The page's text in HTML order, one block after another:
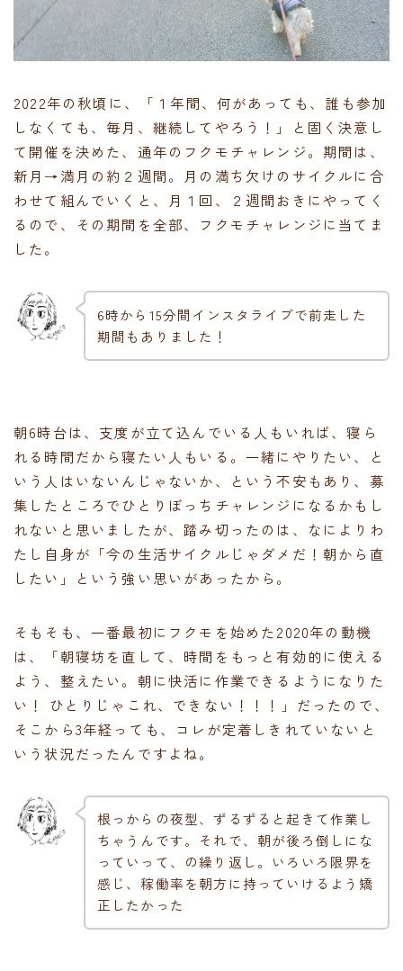
2022年の秋頃に、「１年間、何があっても、誰も参加
しなくても、毎月、継続してやろう！」と固く決意し
て開催を決めた、通年のフクモチャレンジ。期間は、
新月→満月の約２週間。月の満ち欠けのサイクルに合
わせて組んでいくと、月１回、２週間おきにやってく
るので、その期間を全部、フクモチャレンジに当てま
した。
6時から15分間インスタライブで前走した
期間もありました！
朝6時台は、支度が立て込んでいる人もいれば、寝ら
れる時間だから寝たい人もいる。一緒にやりたい、と
いう人はいないんじゃないか、という不安もあり、募
集したところでひとりぼっちチャレンジになるかもし
れないと思いましたが、踏み切ったのは、なによりわ
たし自身が「今の生活サイクルじゃダメだ！朝から直
したい」という強い思いがあったから。
そもそも、一番最初にフクモを始めた2020年の動機
は、「朝寝坊を直して、時間をもっと有効的に使える
よう、整えたい。朝に快活に作業できるようになりた
い！ ひとりじゃこれ、できない！！！」だったので、
そこから3年経っても、コレが定着しきれていないと
いう状況だったんですよね。
根っからの夜型、ずるずると起きて作業し
ちゃうんです。それで、朝が後ろ倒しにな
っていって、の繰り返し。いろいろ限界を
感じ、稼働率を朝方に持っていけるよう矯
正したかった